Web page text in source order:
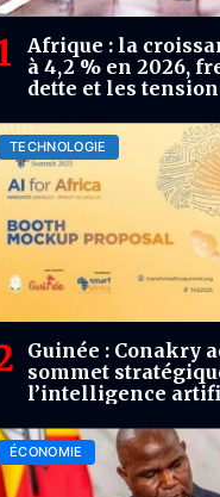
Afrique : la
à 4,2 % en 2026,
dette et les
TECHNOLOGIE
Guinée : Conakry
sommet
l’intelligence
ÉCONOMIE